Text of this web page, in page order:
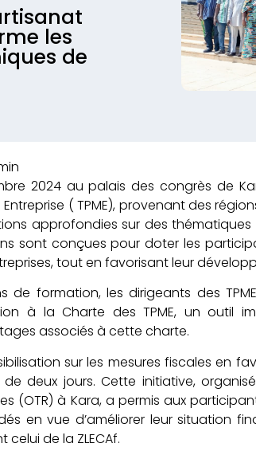
les
de
2024 au palais des congrès de
( TPME), provenant des
approfondies sur des
sont conçues pour doter les
tout en favorisant leur
de formation, les dirigeants des
à la Charte des TPME, un outil
associés à cette charte.
sur les mesures fiscales en
deux jours. Cette initiative,
(OTR) à Kara, a permis aux
en vue d’améliorer leur situation
de la ZLECAf.